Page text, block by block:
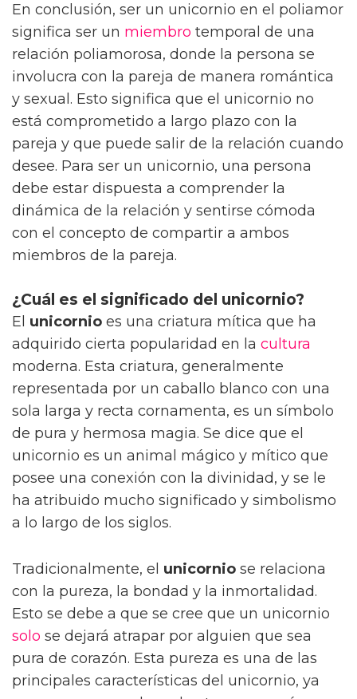
En conclusión, ser un unicornio en el poliamor
significa ser un miembro temporal de una
relación poliamorosa, donde la persona se
involucra con la pareja de manera romántica
y sexual. Esto significa que el unicornio no
está comprometido a largo plazo con la
pareja y que puede salir de la relación cuando
desee. Para ser un unicornio, una persona
debe estar dispuesta a comprender la
dinámica de la relación y sentirse cómoda
con el concepto de compartir a ambos
miembros de la pareja.
¿Cuál es el significado del unicornio?
El unicornio es una criatura mítica que ha
adquirido cierta popularidad en la cultura
moderna. Esta criatura, generalmente
representada por un caballo blanco con una
sola larga y recta cornamenta, es un símbolo
de pura y hermosa magia. Se dice que el
unicornio es un animal mágico y mítico que
posee una conexión con la divinidad, y se le
ha atribuido mucho significado y simbolismo
a lo largo de los siglos.
Tradicionalmente, el unicornio se relaciona
con la pureza, la bondad y la inmortalidad.
Esto se debe a que se cree que un unicornio
solo se dejará atrapar por alguien que sea
pura de corazón. Esta pureza es una de las
principales características del unicornio, ya